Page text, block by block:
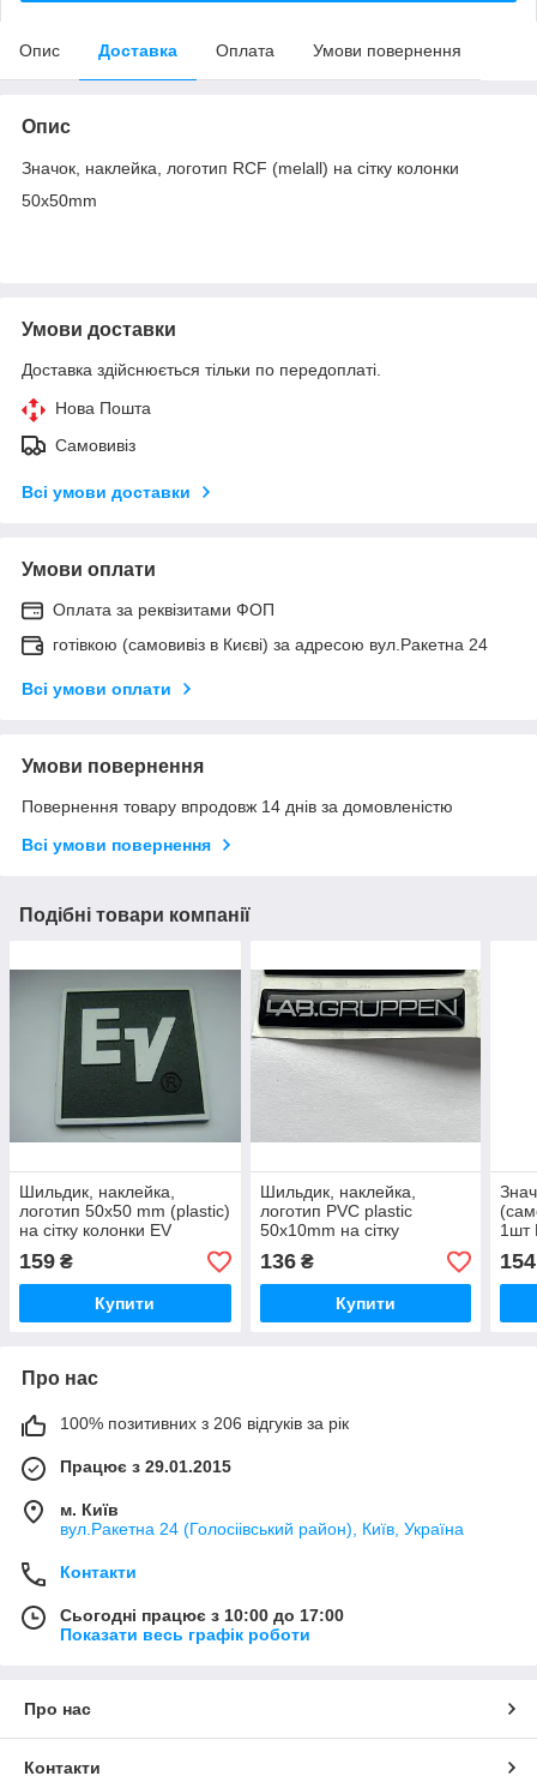
Опис Доставка Оплата Умови повернення
Опис
Значок, наклейка, логотип RCF (melall) на сітку колонки
50x50mm
Умови доставки
Доставка здійснюється тільки по передоплаті.
Нова Пошта
Самовивіз
Всі умови доставки
Умови оплати
Оплата за реквізитами ФОП
готівкою (самовивіз в Києві) за адресою вул.Ракетна 24
Всі умови оплати
Умови повернення
Повернення товару впродовж 14 днів за домовленістю
Всі умови повернення
Подібні товари компанії
Шильдик, наклейка,
логотип 50x50 mm (plastic)
на сітку колонки EV
(Electro voice)
159 ₴
Купити
Шильдик, наклейка,
логотип PVC plastic
50x10mm на сітку
колонки LAB GRUPPEN
136₴
Купити
1шт
154
Про нас
100% позитивних з 206 відгуків за рік
Працює з 29.01.2015
м. Київ
вул.Ракетна 24 (Голосіівський район), Київ, Україна
Контакти
Сьогодні працює з 10:00 до 17:00
Показати весь графік роботи
Про нас
Контакти